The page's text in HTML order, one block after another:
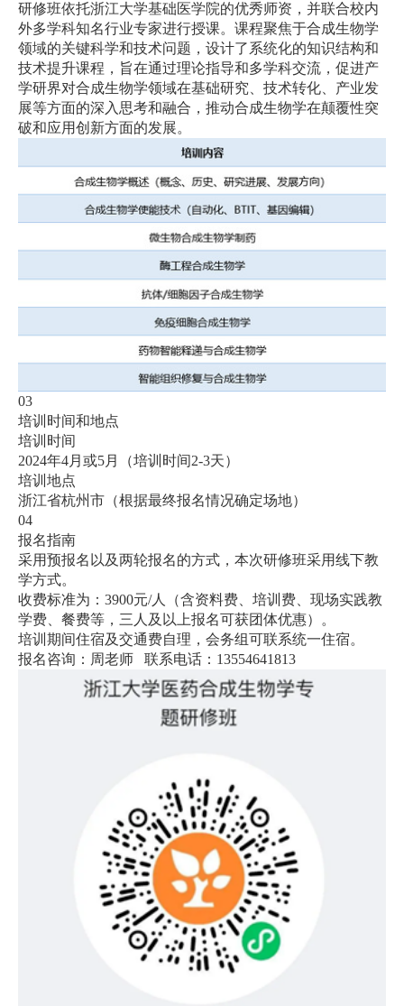
研修班依托浙江大学基础医学院的优秀师资，并联合校内
外多学科知名行业专家进行授课。课程聚焦于合成生物学
领域的关键科学和技术问题，设计了系统化的知识结构和
技术提升课程，旨在通过理论指导和多学科交流，促进产
学研界对合成生物学领域在基础研究、技术转化、产业发
展等方面的深入思考和融合，推动合成生物学在颠覆性突
破和应用创新方面的发展。
03
培训时间和地点
培训时间
2024年4月或5月（培训时间2-3天）
培训地点
浙江省杭州市（根据最终报名情况确定场地）
04
报名指南
采用预报名以及两轮报名的方式，本次研修班采用线下教
学方式。
收费标准为： 3900元/人（含资料费、培训费、现场实践教
学费、餐费等，三人及以上报名可获团体优惠）。
培训期间住宿及交通费自理，会务组可联系统一住宿。
报名咨询：周老师
联系电话： 13554641813